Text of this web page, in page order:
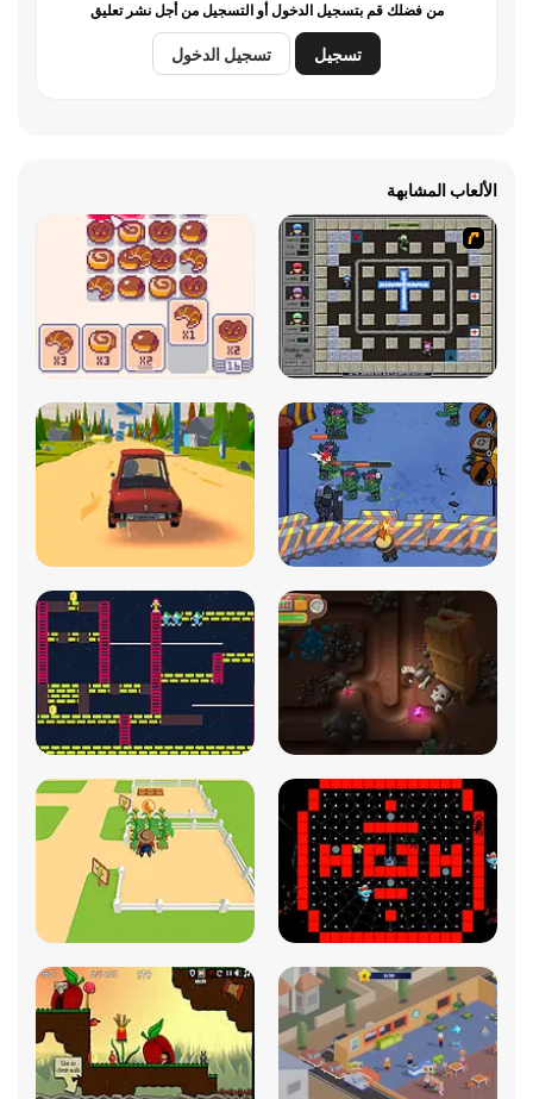
من فضلك قم بتسجيل الدخول أو التسجيل من أجل نشر تعليق
تسجيل تسجيل الدخول
الألعاب المشابهة